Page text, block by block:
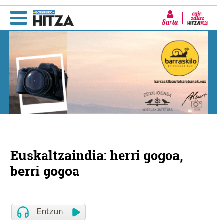
Sartu
Euskaltzaindia: herri gogoa,
berri gogoa